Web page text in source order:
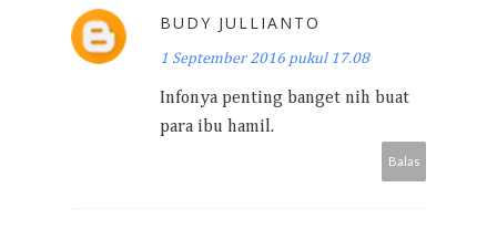
BUDY JULLIANTO
1 September 2016 pukul 17.08
Infonya penting banget nih buat
para ibu hamil.
Balas